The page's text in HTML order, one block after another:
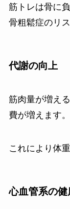
筋トレは骨に
骨粗鬆症のリ
代謝の向上
筋肉量が増え
費が増えます。
これにより体
心血管系の健